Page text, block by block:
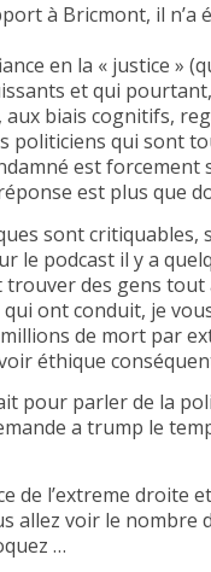
à Bricmont, il n’a
en la « justice »
et qui
aux biais cognitifs,
politiciens qui sont
est forcement
est plus que
sont
le podcast il y a
trouver des gens
ont conduit, je
de mort par
éthique
pour parler de la
a trump le
de l’extreme
allez voir le nombre
…